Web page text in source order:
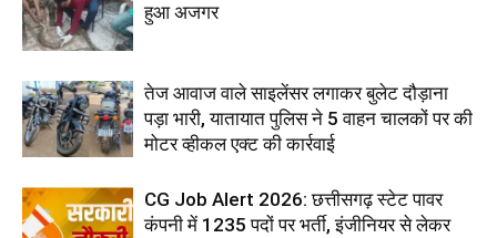
हुआ अजगर
तेज आवाज वाले साइलेंसर लगाकर बुलेट दौड़ाना
पड़ा भारी, यातायात पुलिस ने 5 वाहन चालकों पर की
मोटर व्हीकल एक्ट की कार्रवाई
CG Job Alert 2026: छत्तीसगढ़ स्टेट पावर
कंपनी में 1235 पदों पर भर्ती, इंजीनियर से लेकर